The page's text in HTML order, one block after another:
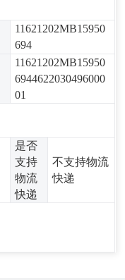
11621202MB15950
694
11621202MB15950
6944622030496000
01
是否
支持
物流
快递
不支持物流
快递